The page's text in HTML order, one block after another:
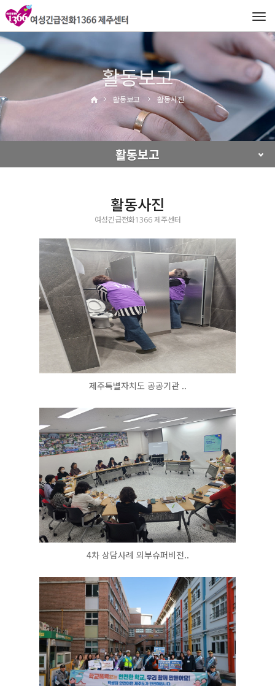
활동보고
활동보고 활동사진
활동보고
활동사진
여성긴급전화1366 제주센터
제주특별자치도 공공기관 ..
4차 상담사례 외부슈퍼비전..